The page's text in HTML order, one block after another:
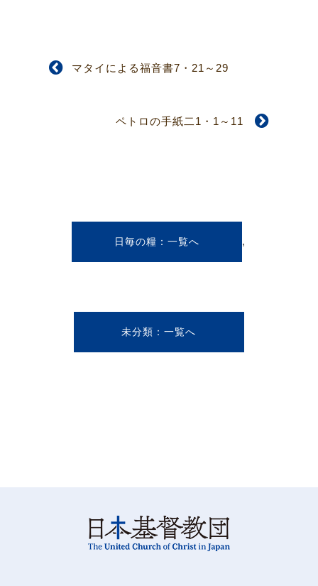
マタイによる福音書7・21～29
ペトロの手紙二1・1～11
日毎の糧 ,
未分類